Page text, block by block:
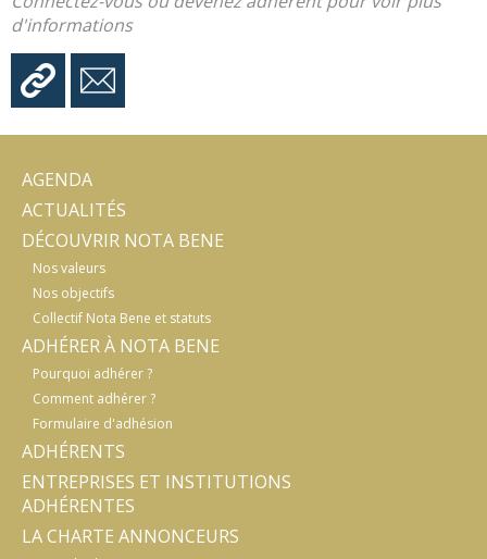
d'informations
AGENDA
ACTUALITÉS
DÉCOUVRIR NOTA BENE
Nos valeurs
Nos objectifs
Collectif Nota Bene et statuts
ADHÉRER À NOTA BENE
Pourquoi adhérer ?
Comment adhérer ?
Formulaire d'adhésion
ADHÉRENTS
ENTREPRISES ET INSTITUTIONS
ADHÉRENTES
LA CHARTE ANNONCEURS